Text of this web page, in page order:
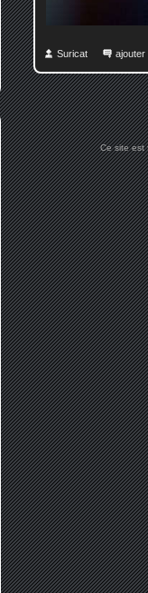
Suricat ajouter
Ce site est